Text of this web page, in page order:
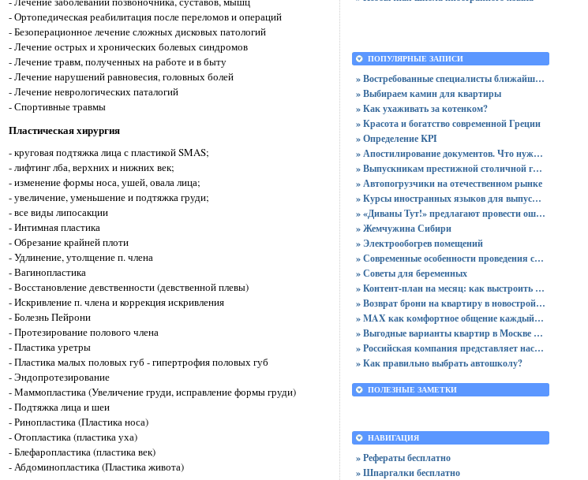
- Ортопедическая реабилитация после переломов и операций
- Безоперационное лечение сложных дисковых патологий
- Лечение острых и хронических болевых синдромов
- Лечение травм, полученных на работе и в быту
- Лечение нарушений равновесия, головных болей
- Лечение неврологических паталогий
- Спортивные травмы
Пластическая хирургия
- круговая подтяжка лица с пластикой SMAS;
- лифтинг лба, верхних и нижних век;
- изменение формы носа, ушей, овала лица;
- увеличение, уменьшение и подтяжка груди;
- все виды липосакции
- Интимная пластика
- Обрезание крайней плоти
- Удлинение, утолщение п. члена
- Вагинопластика
- Восстановление девственности (девственной плевы)
- Искривление п. члена и коррекция искривления
- Болезнь Пейрони
- Протезирование полового члена
- Пластика уретры
- Пластика малых половых губ - гипертрофия половых губ
- Эндопротезирование
- Маммопластика (Увеличение груди, исправление формы груди)
- Подтяжка лица и шеи
- Ринопластика (Пластика носа)
- Отопластика (пластика уха)
- Блефаропластика (пластика век)
- Абдоминопластика (Пластика живота)
ПОПУЛЯРНЫЕ ЗАПИСИ
» Востребованные специалисты ближайшего будущего
» Выбираем камин для квартиры
» Как ухаживать за котенком?
» Красота и богатство современной Греции
» Определение KPI
» Апостилирование документов. Что нужно учитывать?
» Выпускникам престижной столичной гимназии вручены 64 аттестата
» Автопогрузчики на отечественном рынке
» Курсы иностранных языков для выпускников
» «Диваны Тут!» предлагают провести ошеломительную ночь!
» Жемчужина Сибири
» Электрообогрев помещений
» Современные особенности проведения сертификации
» Советы для беременных
» Контент-план на месяц: как выстроить стратегию публикаций без хаоса
» Возврат брони на квартиру в новостройке - пошаговая инструкция и советы юриста
» MAX как комфортное общение каждый день: звонки без ограничений и файлы до 4 ГБ
» Выгодные варианты квартир в Москве с доступными ценами для покупки без переплат
» Российская компания представляет настольный ПК
» Как правильно выбрать автошколу?
ПОЛЕЗНЫЕ ЗАМЕТКИ
НАВИГАЦИЯ
» Рефераты бесплатно
» Шпаргалки бесплатно